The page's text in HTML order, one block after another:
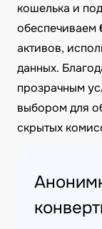
кошелька и
обеспечиваем
активов,
данных.
прозрачным
выбором для
скрытых